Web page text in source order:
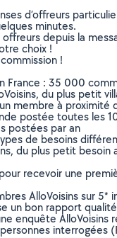
d’offreurs
minutes.
offreurs depuis la
choix !
!
France : 35 000
du plus petit
membre à proximité
postée toutes les
postées par an
de besoins
du plus petit besoin
recevoir une
AlloVoisins sur 5*
un bon rapport
enquête AlloVoisins
interrogées